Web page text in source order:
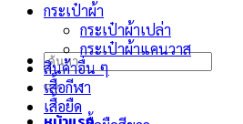
ค้นหา:
กระเป๋าผ้า
กระเป๋าผ้าเปล่า
กระเป๋าผ้าแคนวาส
สินค้าอื่น ๆ
เสื้อกีฬา
เสื้อยืด